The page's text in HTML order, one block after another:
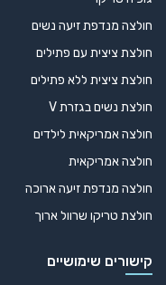
חולצה מנדפת זיעה נשים
חולצת ציצית עם פתילים
חולצת ציצית ללא פתילים
חולצת נשים בגזרת V
חולצה אמריקאית לילדים
חולצה אמריקאית
חולצה מנדפת זיעה ארוכה
חולצת טריקו שרוול ארוך
קישורים שימושיים